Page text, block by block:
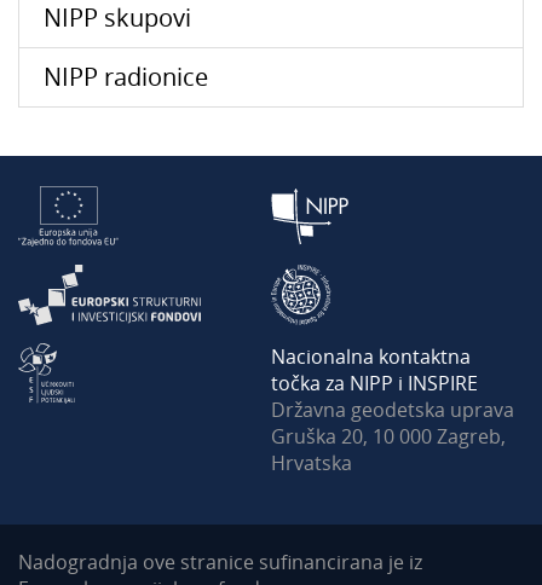
NIPP skupovi
NIPP radionice
Nacionalna kontaktna
točka za NIPP i INSPIRE
Državna geodetska uprava
Gruška 20, 10 000 Zagreb,
Hrvatska
Nadogradnja ove stranice sufinancirana je iz